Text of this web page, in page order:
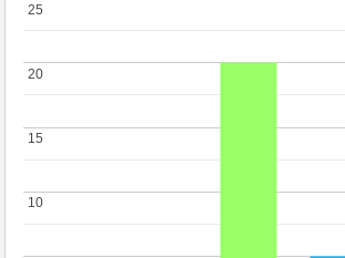
10
10
15
15
20
20
25
25